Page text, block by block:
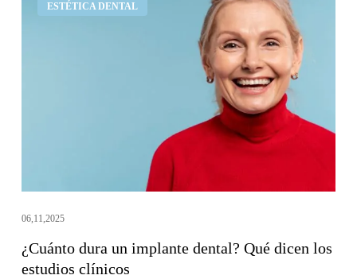
ESTÉTICA DENTAL
clínicos
06,11,2025
¿Cuánto dura un implante dental? Qué dicen los
estudios clínicos